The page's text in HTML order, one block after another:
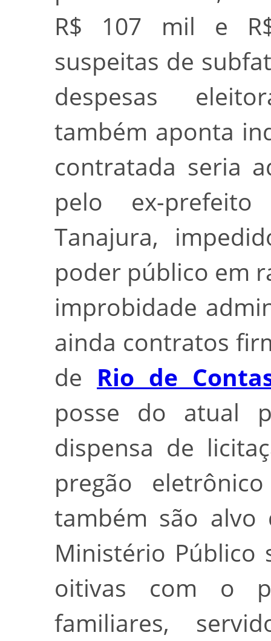
R$ 107 mil e
suspeitas de
despesas
também aponta
contratada seria
pelo ex-
Tanajura,
poder público em
improbidade
ainda contratos
de Rio de
posse do atual
dispensa de
pregão
também são alvo
Ministério Público
oitivas com o
familiares,